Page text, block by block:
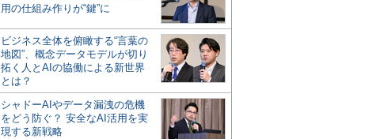
用の仕組み作りが“鍵”に
ビジネス全体を俯瞰する“言葉の
地図”、概念データモデルが切り
拓く人とAIの協働による新世界
とは？
シャドーAIやデータ漏洩の危機
をどう防ぐ？ 安全なAI活用を実
現する新戦略